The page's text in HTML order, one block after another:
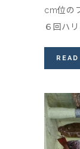
cm位の
６回ハ